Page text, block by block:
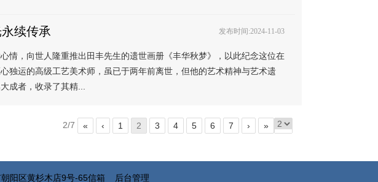
续传承 发布时间:2024-11-03
，向世人隆重推出田丰先生的遗世画册《丰华秋梦》，以此纪念这位在
独运的高级工艺美术师，虽已于两年前离世，但他的艺术精神与艺术遗
者，收录了其精...
2/7 « ‹ 1 2 3 4 5 6 7 › »
阳区黄杉木店9号-65信箱 后台管理